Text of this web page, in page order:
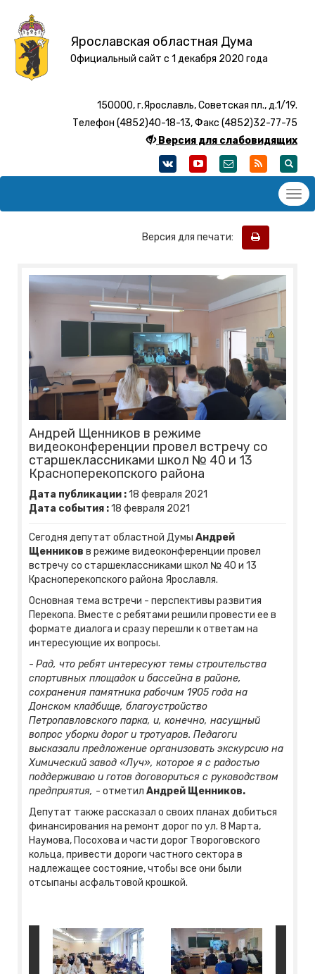
Ярославская областная Дума
Официальный сайт с 1 декабря 2020 года
150000, г.Ярославль, Советская пл., д.1/19.
Телефон (4852)40-18-13, Факс (4852)32-77-75
Версия для слабовидящих
Версия для печати:
Андрей Щенников в режиме
видеоконференции провел встречу со
старшеклассниками школ № 40 и 13
Красноперекопского района
Дата публикации :18 февраля 2021
Дата события :18 февраля 2021
Сегодня депутат областной Думы Андрей
Щенников в режиме видеоконференции провел
встречу со старшеклассниками школ № 40 и 13
Красноперекопского района Ярославля.
Основная тема встречи - перспективы развития
Перекопа. Вместе с ребятами решили провести ее в
формате диалога и сразу перешли к ответам на
интересующие их вопросы.
- Рад, что ребят интересуют темы строительства
спортивных площадок и бассейна в районе,
сохранения памятника рабочим 1905 года на
Донском кладбище, благоустройство
Петропавловского парка, и, конечно, насущный
вопрос уборки дорог и тротуаров. Педагоги
высказали предложение организовать экскурсию на
Химический завод «Луч», которое я с радостью
поддерживаю и готов договориться с руководством
предприятия, - отметил Андрей Щенников.
Депутат также рассказал о своих планах добиться
финансирования на ремонт дорог по ул. 8 Марта,
Наумова, Посохова и части дорог Твороговского
кольца, привести дороги частного сектора в
надлежащее состояние, чтобы все они были
отсыпаны асфальтовой крошкой.